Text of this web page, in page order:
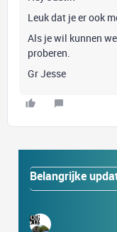
Leuk dat je er ook
Als je wil kunnen
proberen.
Gr Jesse
Belangrijke